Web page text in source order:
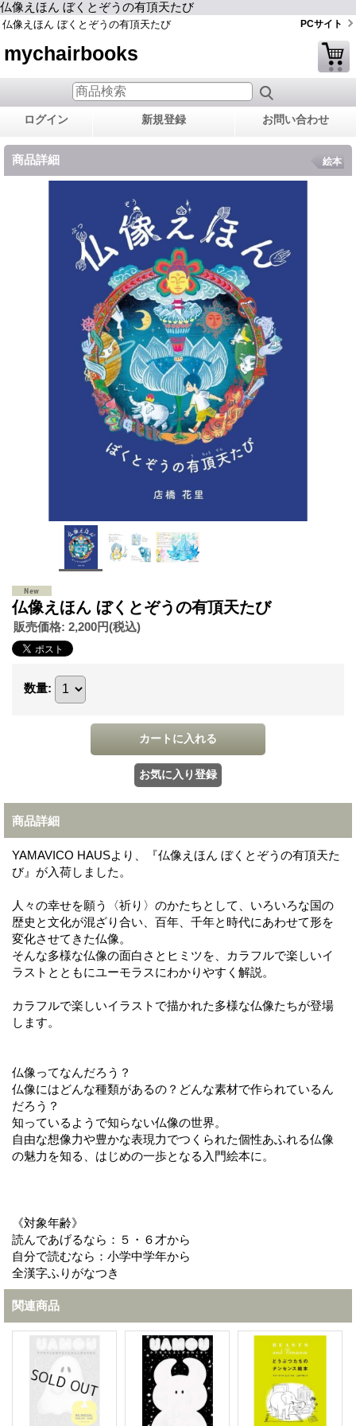
仏像えほん ぼくとぞうの有頂天たび
仏像えほん ぼくとぞうの有頂天たび PCサイト
mychairbooks
ログイン 新規登録 お問い合わせ
商品詳細 絵本
仏像えほん ぼくとぞうの有頂天たび
販売価格: 2,200円(税込)
数量:
商品詳細
YAMAVICO HAUSより、『仏像えほん ぼくとぞうの有頂天た
び』が入荷しました。
人々の幸せを願う〈祈り〉のかたちとして、いろいろな国の
歴史と文化が混ざり合い、百年、千年と時代にあわせて形を
変化させてきた仏像。
そんな多様な仏像の面白さとヒミツを、カラフルで楽しいイ
ラストとともにユーモラスにわかりやすく解説。
カラフルで楽しいイラストで描かれた多様な仏像たちが登場
します。
仏像ってなんだろう？
仏像にはどんな種類があるの？どんな素材で作られているん
だろう？
知っているようで知らない仏像の世界。
自由な想像力や豊かな表現力でつくられた個性あふれる仏像
の魅力を知る、はじめの一歩となる入門絵本に。
《対象年齢》
読んであげるなら：５・６才から
自分で読むなら：小学中学年から
全漢字ふりがなつき
関連商品